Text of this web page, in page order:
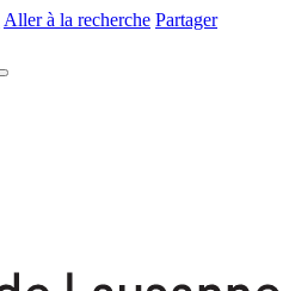
Aller à la recherche Partager